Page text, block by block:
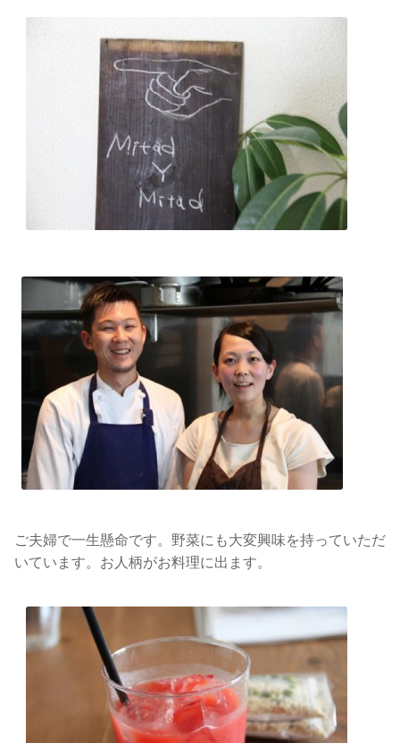
ご夫婦で一生懸命です。野菜にも大変興味を持っていただ
いています。お人柄がお料理に出ます。